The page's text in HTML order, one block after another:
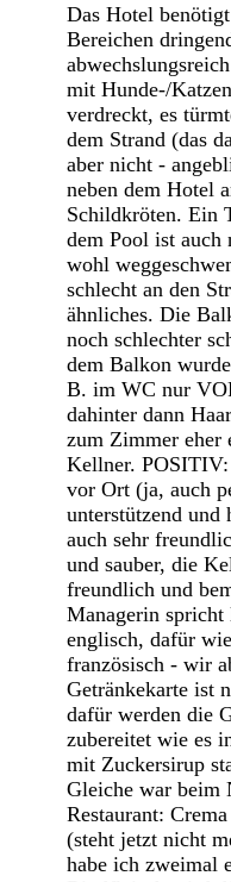
Das Hotel
Bereichen
mit Hunde-/
verdreckt, es
dem Strand (das
aber nicht -
neben dem Hotel
Schildkröten. Ein
dem Pool ist auch
wohl
schlecht an den
ähnliches. Die
noch schlechter
dem Balkon
B. im WC nur
dahinter dann
zum Zimmer eher
Kellner.
vor Ort (ja, auch
unterstützend
auch sehr
und sauber, die
freundlich und
Managerin spricht
englisch, dafür
französisch - wir
Getränkekarte ist
dafür werden die
zubereitet wie es
mit Zuckersirup
Gleiche war beim
Restaurant:
(steht jetzt nicht
habe ich zweimal